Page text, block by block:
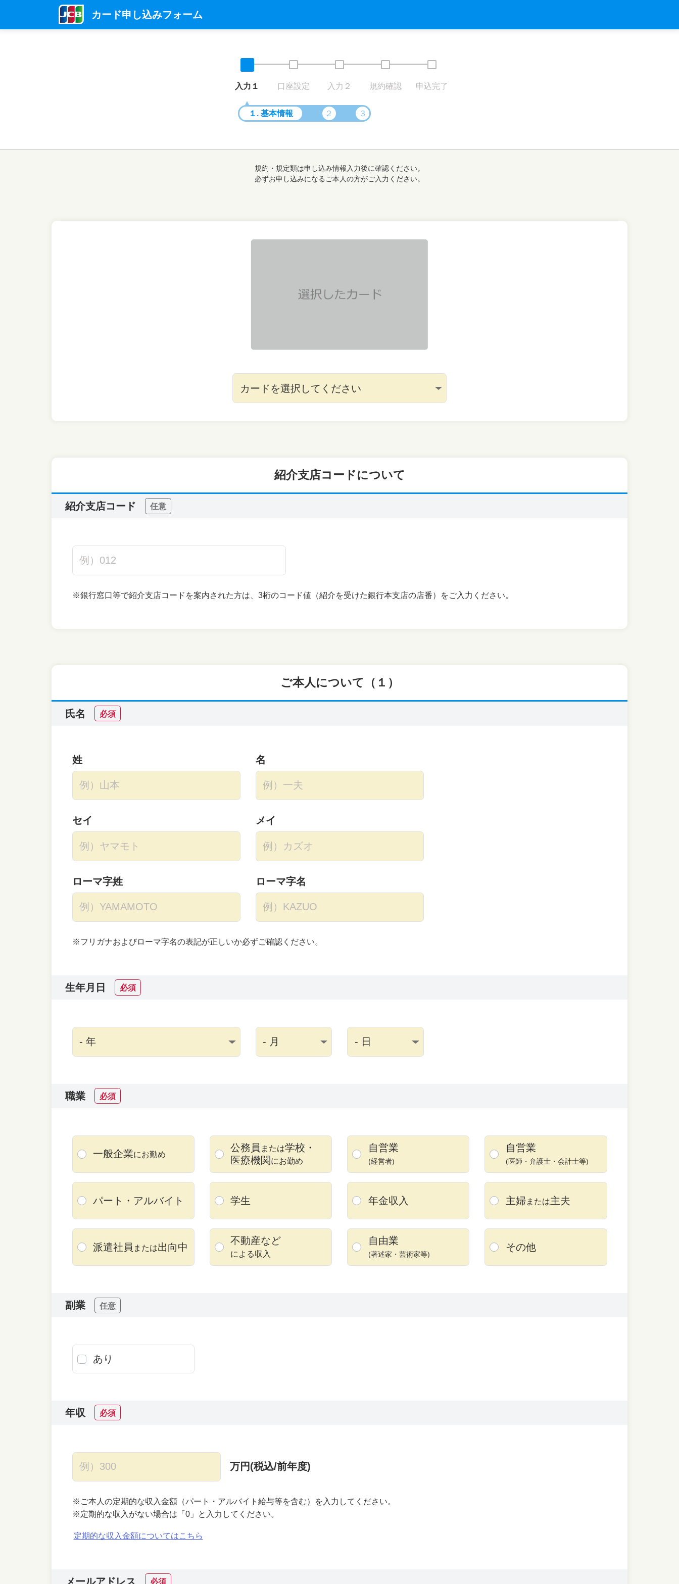
カード申し込みフォーム
入力１ 口座設定 入力２ 規約確認 申込完了
１ . 基本情報 ２ ３
規約・規定類は申し込み情報入力後に確認ください。
必ずお申し込みになるご本人の方がご入力ください。
紹介支店コードについて
紹介支店コード 任意
※銀行窓口等で紹介支店コードを案内された方は、3桁のコード値（紹介を受けた銀行本支店の店番）をご入力ください。
ご本人について（１）
氏名 必須
姓 名
セイ メイ
ローマ字姓 ローマ字名
※フリガナおよびローマ字名の表記が正しいか必ずご確認ください。
生年月日 必須
職業 必須
一般企業にお勤め
公務員 または学校 ・
医療機関にお勤め
自営業
(経営者)
自営業
(医師・弁護士・ 会計士等)
パート・ アルバイト 学生 年金収入 主婦 または主夫
派遣社員 または出向中
不動産など
による収入
自由業
(著述家・ 芸術家等)
その他
副業 任意
あり
年収 必須
万円(税込/前年度)
※ご本人の定期的な収入金額（パート・アルバイト給与等を含む）を入力してください。
※定期的な収入がない場合は「0」と入力してください。
定期的な収入金額についてはこちら
メールアドレス 必須